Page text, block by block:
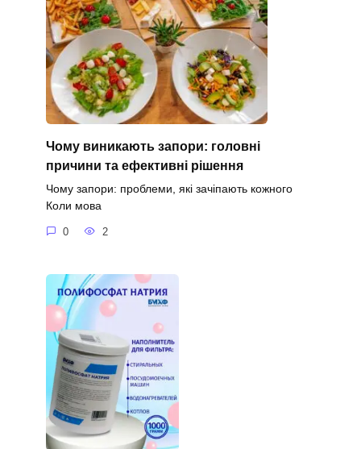
Чому виникають запори: головні
причини та ефективні рішення
Чому запори: проблеми, які зачіпають кожного
Коли мова
0 2